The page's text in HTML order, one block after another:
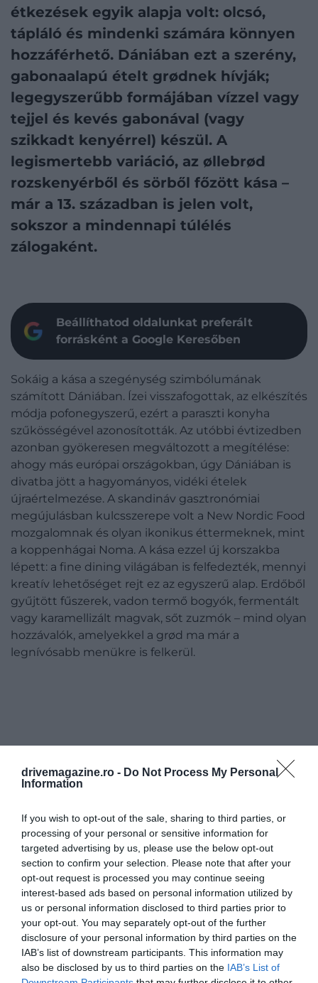
drivemagazine.ro - Do Not Process My Personal
Information
If you wish to opt-out of the sale, sharing to third parties, or
processing of your personal or sensitive information for
targeted advertising by us, please use the below opt-out
section to confirm your selection. Please note that after your
opt-out request is processed you may continue seeing
interest-based ads based on personal information utilized by
us or personal information disclosed to third parties prior to
your opt-out. You may separately opt-out of the further
disclosure of your personal information by third parties on the
IAB’s list of downstream participants. This information may
also be disclosed by us to third parties on the IAB’s List of
étkezések egyik alapja volt: olcsó,
tápláló és mindenki számára könnyen
hozzáférhető. Dániában ezt a szerény,
gabonaalapú ételt grødnek hívják;
legegyszerűbb formájában vízzel vagy
tejjel és kevés gabonával (vagy
szikkadt kenyérrel) készül. A
legismertebb variáció, az øllebrød
rozskenyérből és sörből főzött kása –
már a 13. században is jelen volt,
sokszor a mindennapi túlélés
zálogaként.
Beállíthatod oldalunkat preferált
forrásként a Google Keresőben
Sokáig a kása a szegénység szimbólumának
számított Dániában. Ízei visszafogottak, az elkészítés
módja pofonegyszerű, ezért a paraszti konyha
szűkösségével azonosították. Az utóbbi évtizedben
azonban gyökeresen megváltozott a megítélése:
ahogy más európai országokban, úgy Dániában is
divatba jött a hagyományos, vidéki ételek
újraértelmezése. A skandináv gasztronómiai
megújulásban kulcsszerepe volt a New Nordic Food
mozgalomnak és olyan ikonikus éttermeknek, mint
a koppenhágai Noma. A kása ezzel új korszakba
lépett: a fine dining világában is felfedezték, mennyi
kreatív lehetőséget rejt ez az egyszerű alap. Erdőből
gyűjtött fűszerek, vadon termő bogyók, fermentált
vagy karamellizált magvak, sőt zuzmók – mind olyan
hozzávalók, amelyekkel a grød ma már a
legnívósabb menükre is felkerül.
A trend központja Koppenhága, ahol a GRØD nevű
porridge-bárhálózat több helyszínen várja a kíváncsi
vendégeket. A Nørrebro negyedben, a
Jægersborggade 50. alatt működő GRØD – Porridge
& Congee különlegessége, hogy a klasszikus zab- és
rizskásák mellett egészen újszerű, merész
kombinációkat is kínál. Nem véletlen, hogy a kása
gasztroforradalommá nőtte ki magát a dán
fővárosban: számos városrészben nyíltak specializált
bárok, és a modern éttermek kóstolómenüin